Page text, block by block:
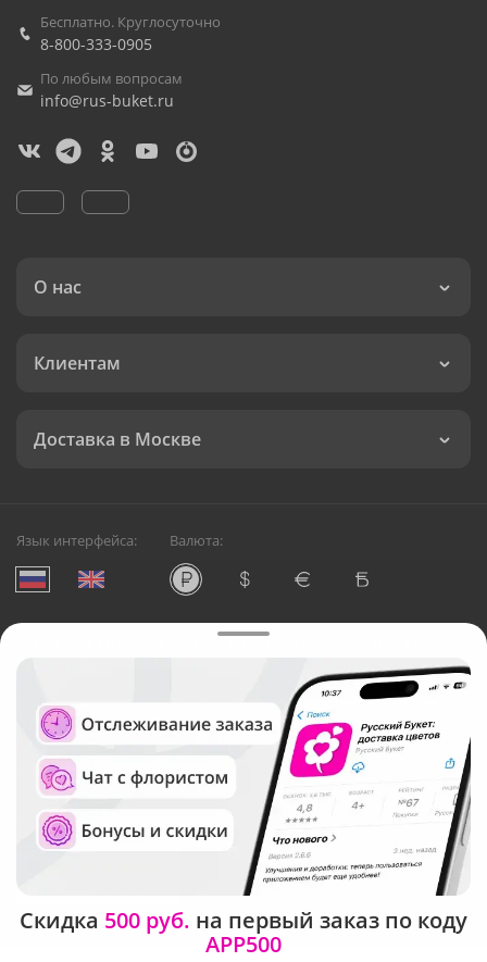
Бесплатно. Круглосуточно
8-800-333-0905
По любым вопросам
info@rus-buket.ru
О нас
Клиентам
Доставка в Москве
Язык интерфейса: Валюта:
Служба круглосуточной доставки цветов в Москве
Русский Букет, 2026
Общество с ограниченной ответственностью «Технология»
ОГРН: 1195476081745, ИНН: 5410081997
Юридический адрес: г. Новосибирск, ул. Ипподромская,
д.42, оф. 3
Рейтинг Русского букета в г. Москва
Скидка 500 руб. на первый заказ по коду
APP500